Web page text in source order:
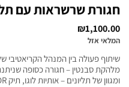
חגורת שרשראות עם
₪1,100.00
המלאי אזל
מלהקת סבנטין – חגורה כסופה